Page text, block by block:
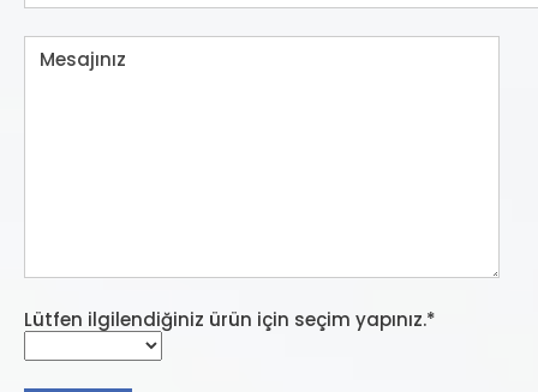
Lütfen ilgilendiğiniz ürün için seçim yapınız.*